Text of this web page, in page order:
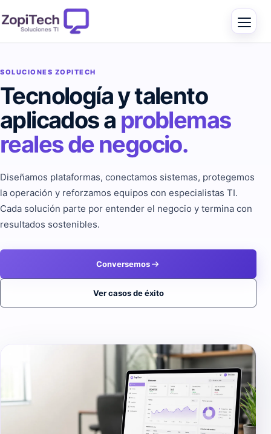
SOLUCIONES ZOPITECH
Tecnología y talento
aplicados a problemas
reales de negocio.
Diseñamos plataformas, conectamos sistemas, protegemos
la operación y reforzamos equipos con especialistas TI.
Cada solución parte por entender el negocio y termina con
resultados sostenibles.
Conversemos
Ver casos de éxito